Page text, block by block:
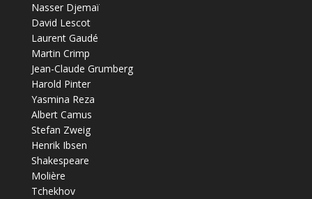
Nasser Djemaï
David Lescot
Laurent Gaudé
Martin Crimp
Jean-Claude Grumberg
Harold Pinter
Yasmina Reza
Albert Camus
Stefan Zweig
Henrik Ibsen
Shakespeare
Molière
Tchekhov